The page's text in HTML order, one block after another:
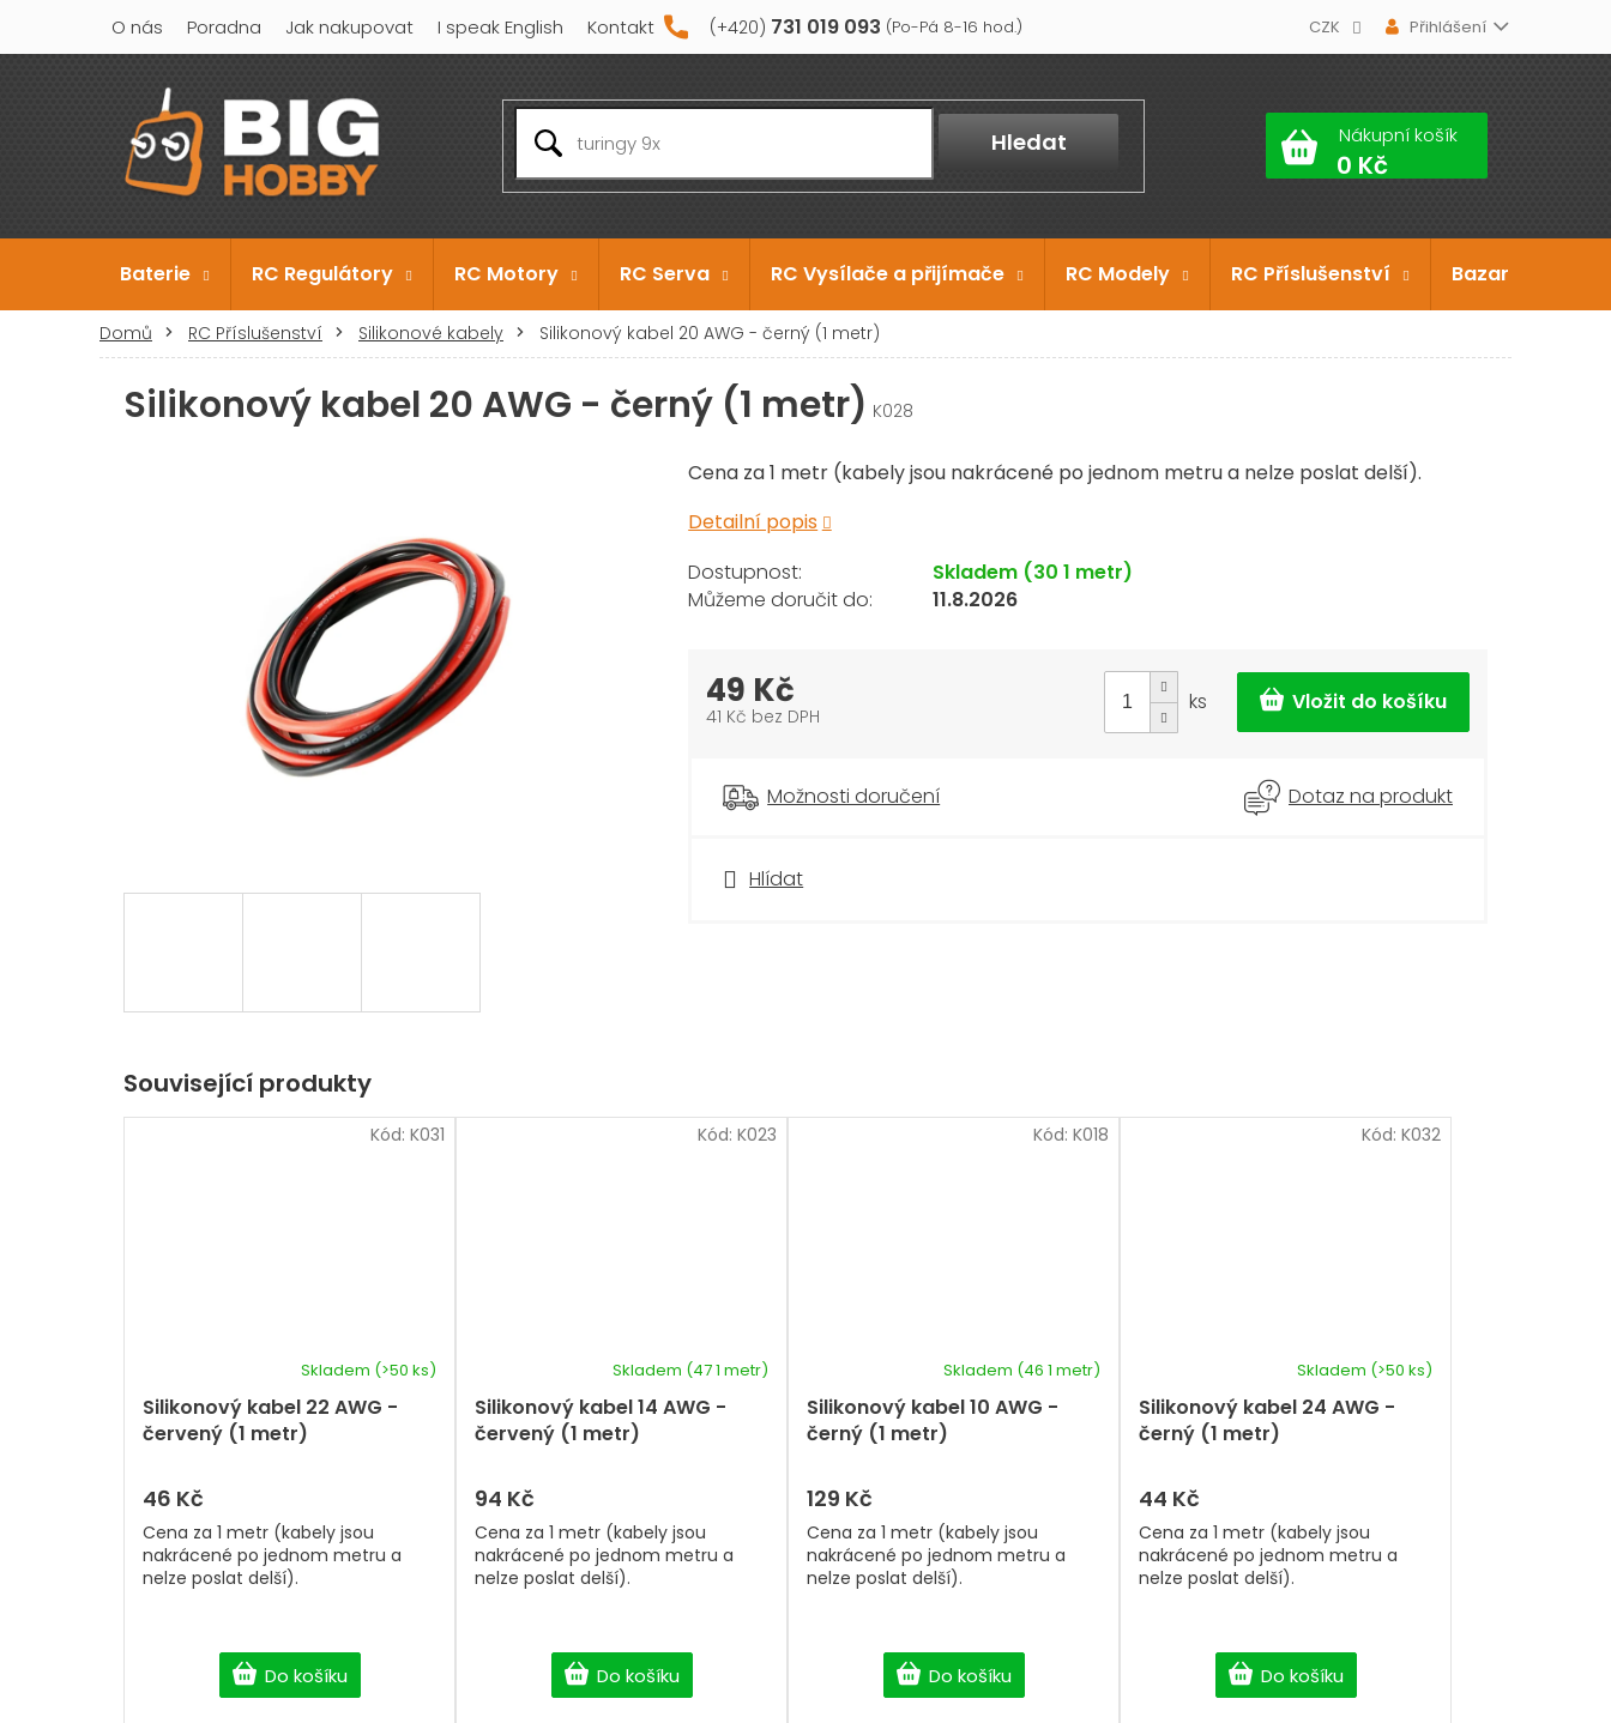
obsah
731 019 093
O nás Poradna Jak nakupovat I speak English Kontakt CZK Přihlášení
Hledat Nákupní košík
Baterie RC Regulátory RC Motory RC Serva RC Vysílače a přijímače RC Modely RC Příslušenství Bazar
Domů RC Příslušenství Silikonové kabely Silikonový kabel 20 AWG - černý (1 metr)
Silikonový kabel 20 AWG - černý (1 metr) K028
Cena za 1 metr (kabely jsou nakrácené po jednom metru a nelze poslat delší).
Detailní popis
Hlídat
Skladem (30 1 metr)
11.8.2026
49 Kč
41 Kč bez DPH
ks
Možnosti doručení Dotaz na produkt
Související produkty
Silikonový kabel 22 AWG -
červený (1 metr)
Skladem (>50 ks)
46 Kč
Do košíku
Cena za 1 metr (kabely jsou
nakrácené po jednom metru a
nelze poslat delší).
Kód: K031
Silikonový kabel 14 AWG -
červený (1 metr)
Skladem (47 1 metr)
94 Kč
Do košíku
Cena za 1 metr (kabely jsou
nakrácené po jednom metru a
nelze poslat delší).
Kód: K023
Silikonový kabel 10 AWG -
černý (1 metr)
Skladem (46 1 metr)
129 Kč
Do košíku
Cena za 1 metr (kabely jsou
nakrácené po jednom metru a
nelze poslat delší).
Kód: K018
Silikonový kabel 24 AWG -
černý (1 metr)
Skladem (>50 ks)
44 Kč
Do košíku
Cena za 1 metr (kabely jsou
nakrácené po jednom metru a
nelze poslat delší).
Kód: K032